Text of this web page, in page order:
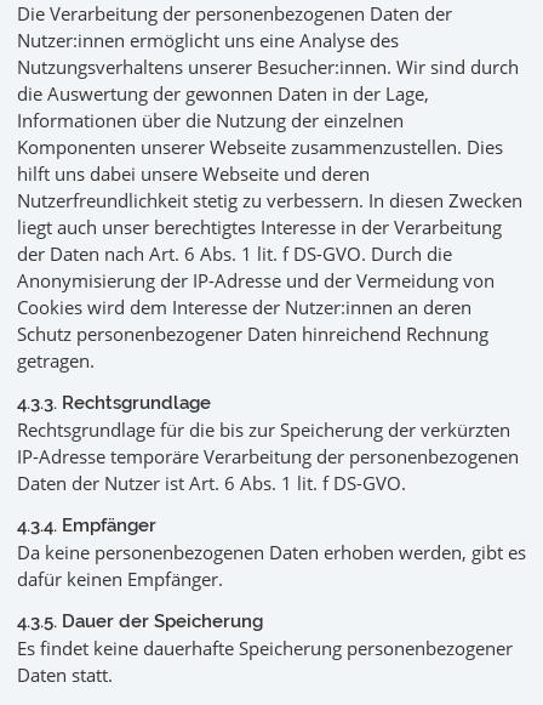
Die Verarbeitung der personenbezogenen Daten der
Nutzer:innen ermöglicht uns eine Analyse des
Nutzungsverhaltens unserer Besucher:innen. Wir sind durch
die Auswertung der gewonnen Daten in der Lage,
Informationen über die Nutzung der einzelnen
Komponenten unserer Webseite zusammenzustellen. Dies
hilft uns dabei unsere Webseite und deren
Nutzerfreundlichkeit stetig zu verbessern. In diesen Zwecken
liegt auch unser berechtigtes Interesse in der Verarbeitung
der Daten nach Art. 6 Abs. 1 lit. f DS-GVO. Durch die
Anonymisierung der IP-Adresse und der Vermeidung von
Cookies wird dem Interesse der Nutzer:innen an deren
Schutz personenbezogener Daten hinreichend Rechnung
getragen.
4.3.3. Rechtsgrundlage
Rechtsgrundlage für die bis zur Speicherung der verkürzten
IP-Adresse temporäre Verarbeitung der personenbezogenen
Daten der Nutzer ist Art. 6 Abs. 1 lit. f DS-GVO.
4.3.4. Empfänger
Da keine personenbezogenen Daten erhoben werden, gibt es
dafür keinen Empfänger.
4.3.5. Dauer der Speicherung
Es findet keine dauerhafte Speicherung personenbezogener
Daten statt.